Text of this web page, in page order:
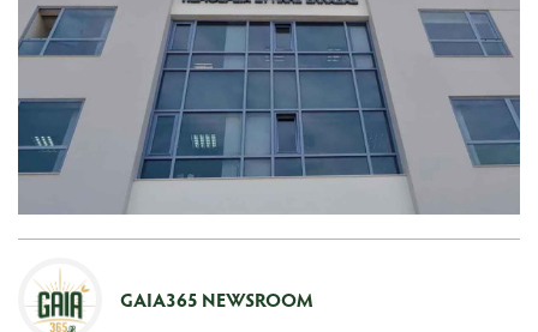
GAIA365 NEWSROOM